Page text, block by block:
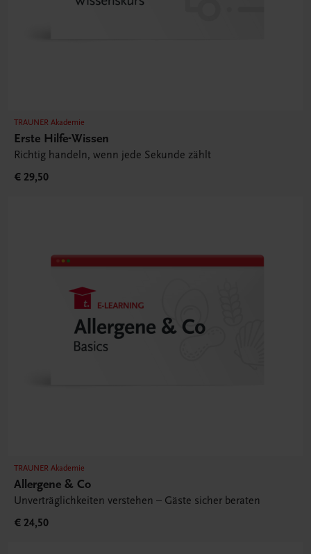
TRAUNER Akademie
Erste Hilfe-Wissen
Richtig handeln, wenn jede Sekunde zählt
€ 29,50
TRAUNER Akademie
Allergene & Co
Unverträglichkeiten verstehen – Gäste sicher beraten
€ 24,50